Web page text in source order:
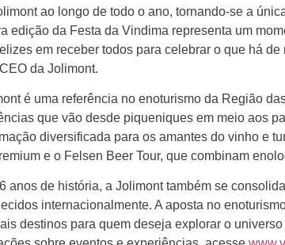
ao longo de todo o ano, tornando-se a
edição da Festa da Vindima representa um
em receber todos para celebrar o que há
da Jolimont.
é uma referência no enoturismo da Região
que vão desde piqueniques em meio aos
diversificada para os amantes do vinho e
e o Felsen Beer Tour, que combinam
anos de história, a Jolimont também se
internacionalmente. A aposta no
destinos para quem deseja explorar o